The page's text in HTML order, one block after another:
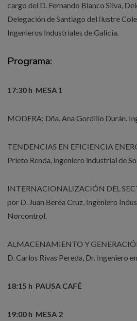
cargo del D. Fernando Blanco Silva,
Delegación de Santiago del Ilustre
Ingenieros Industriales de Galicia.
Programa:
17:30 h MESA 1
MODERA: Dña. Ana Gordillo Durán.
TENDENCIAS EN EFICIENCIA
Prieto Renda, ingeniero industrial de
INTERNACIONALIZACIÓN DEL
por D. Juan Berea Cruz, Ingeniero
Norcontrol.
ALMACENAMIENTO Y
D. Carlos Rivas Pereda, Dr. Ingeniero
18:15 h PAUSA CAFÉ
19:00 h MESA 2